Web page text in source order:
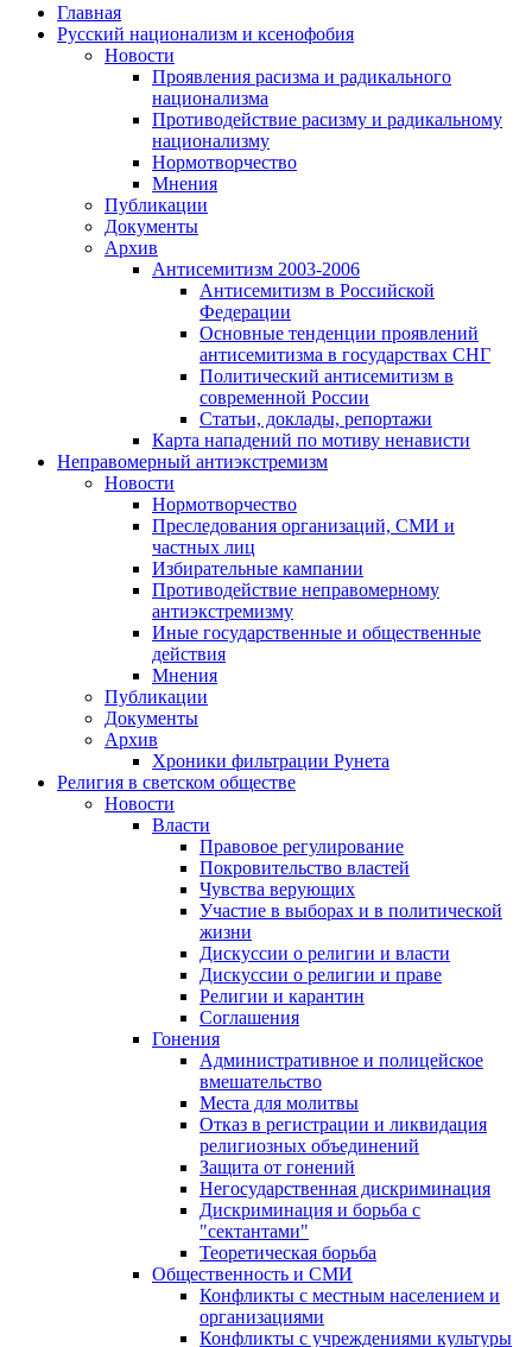
Главная
Русский национализм и ксенофобия
Новости
Проявления расизма и радикального
национализма
Противодействие расизму и радикальному
национализму
Нормотворчество
Мнения
Публикации
Документы
Архив
Антисемитизм 2003-2006
Антисемитизм в Российской
Федерации
Основные тенденции проявлений
антисемитизма в государствах СНГ
Политический антисемитизм в
современной России
Статьи, доклады, репортажи
Карта нападений по мотиву ненависти
Неправомерный антиэкстремизм
Новости
Нормотворчество
Преследования организаций, СМИ и
частных лиц
Избирательные кампании
Противодействие неправомерному
антиэкстремизму
Иные государственные и общественные
действия
Мнения
Публикации
Документы
Архив
Хроники фильтрации Рунета
Религия в светском обществе
Новости
Власти
Правовое регулирование
Покровительство властей
Чувства верующих
Участие в выборах и в политической
жизни
Дискуссии о религии и власти
Дискуссии о религии и праве
Религии и карантин
Соглашения
Гонения
Административное и полицейское
вмешательство
Места для молитвы
Отказ в регистрации и ликвидация
религиозных объединений
Защита от гонений
Негосударственная дискриминация
Дискриминация и борьба с
"сектантами"
Теоретическая борьба
Общественность и СМИ
Конфликты с местным населением и
организациями
Конфликты с учреждениями культуры